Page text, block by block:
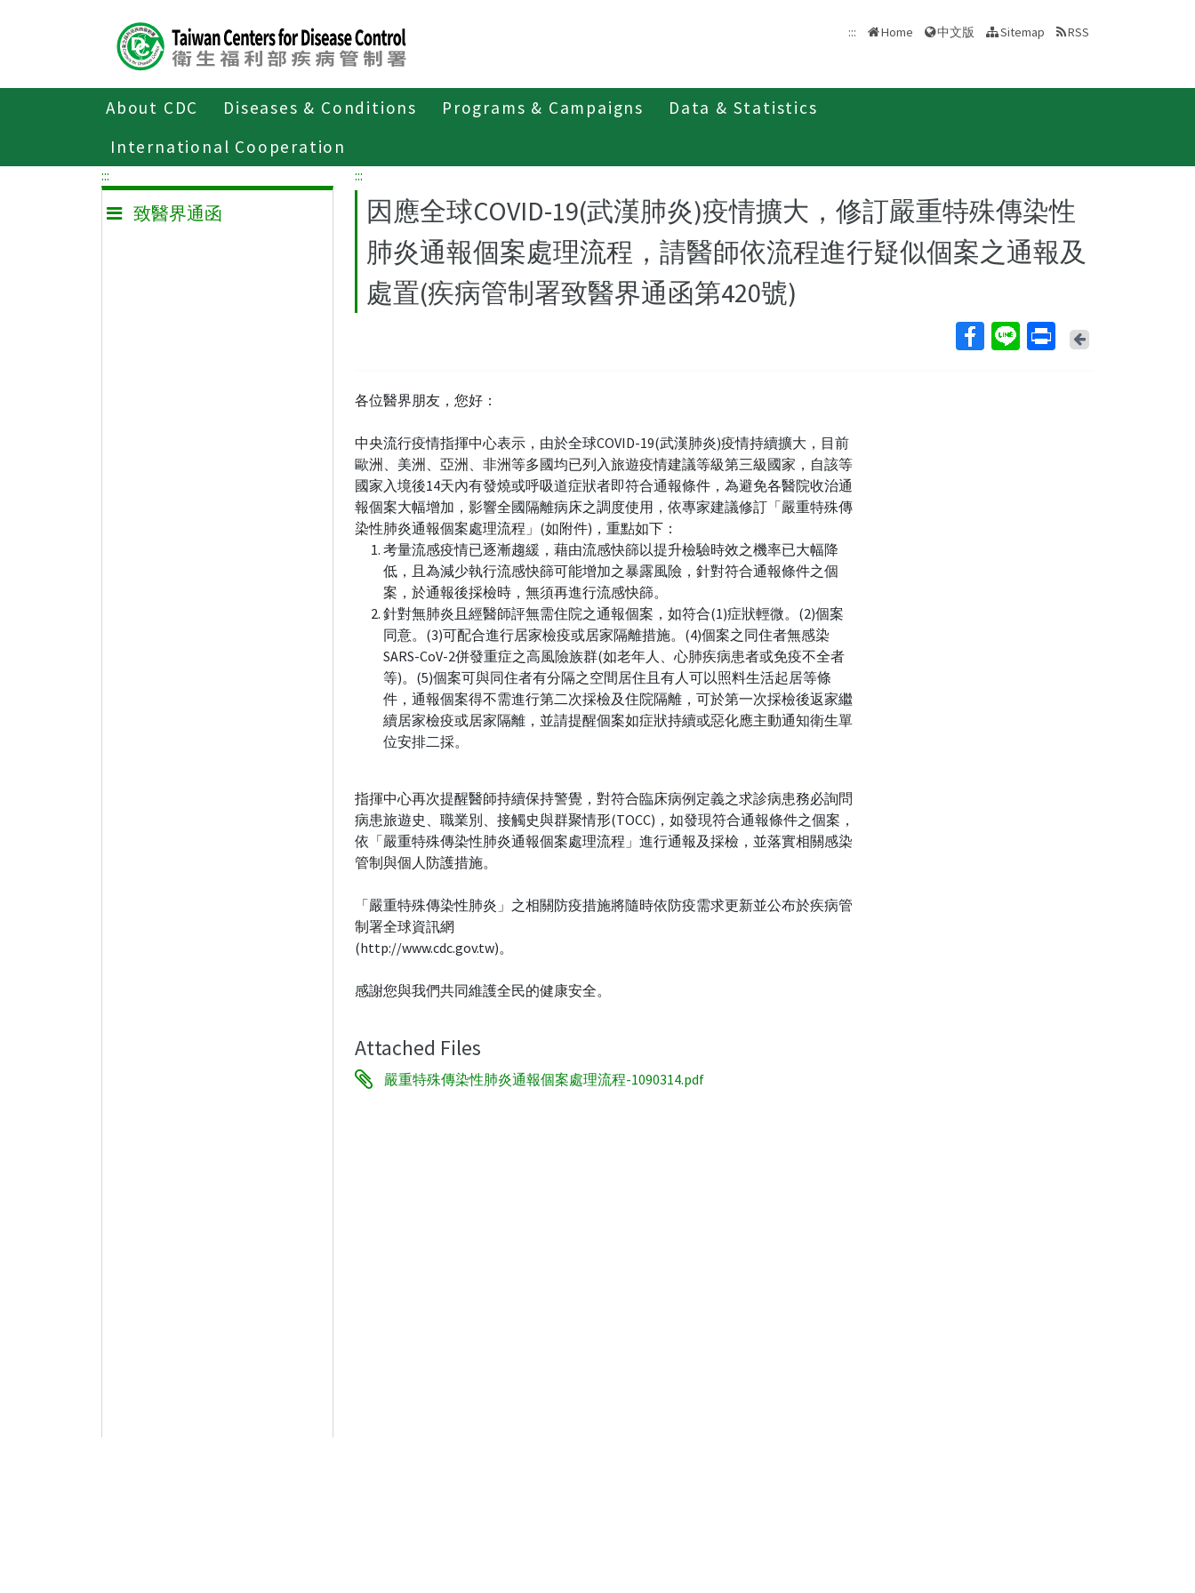
::: Home 中文版 Sitemap RSS
About CDC Diseases & Conditions Programs & Campaigns
Data & Statistics
International Cooperation
致醫界通函
:::
致醫界通函
:::
因應全球COVID-19(武漢肺炎)疫情擴大，修訂嚴重特殊傳染性
肺炎通報個案處理流程，請醫師依流程進行疑似個案之通報及
處置(疾病管制署致醫界通函第420號)
Back
各位醫界朋友，您好：
中央流行疫情指揮中心表示，由於全球COVID-19(武漢肺炎)疫情持續擴大，目前
歐洲、美洲、亞洲、非洲等多國均已列入旅遊疫情建議等級第三級國家，自該等
國家入境後14天內有發燒或呼吸道症狀者即符合通報條件，為避免各醫院收治通
報個案大幅增加，影響全國隔離病床之調度使用，依專家建議修訂「嚴重特殊傳
染性肺炎通報個案處理流程」(如附件)，重點如下：
考量流感疫情已逐漸趨緩，藉由流感快篩以提升檢驗時效之機率已大幅降
低，且為減少執行流感快篩可能增加之暴露風險，針對符合通報條件之個
案，於通報後採檢時，無須再進行流感快篩。
針對無肺炎且經醫師評無需住院之通報個案，如符合(1)症狀輕微。(2)個案
同意。(3)可配合進行居家檢疫或居家隔離措施。(4)個案之同住者無感染
SARS-CoV-2併發重症之高風險族群(如老年人、心肺疾病患者或免疫不全者
等)。(5)個案可與同住者有分隔之空間居住且有人可以照料生活起居等條
件，通報個案得不需進行第二次採檢及住院隔離，可於第一次採檢後返家繼
續居家檢疫或居家隔離，並請提醒個案如症狀持續或惡化應主動通知衛生單
位安排二採。
指揮中心再次提醒醫師持續保持警覺，對符合臨床病例定義之求診病患務必詢問
病患旅遊史、職業別、接觸史與群聚情形(TOCC)，如發現符合通報條件之個案，
依「嚴重特殊傳染性肺炎通報個案處理流程」進行通報及採檢，並落實相關感染
管制與個人防護措施。
「嚴重特殊傳染性肺炎」之相關防疫措施將隨時依防疫需求更新並公布於疾病管
制署全球資訊網
(http://www.cdc.gov.tw)。
感謝您與我們共同維護全民的健康安全。
Attached Files
嚴重特殊傳染性肺炎通報個案處理流程-1090314.pdf